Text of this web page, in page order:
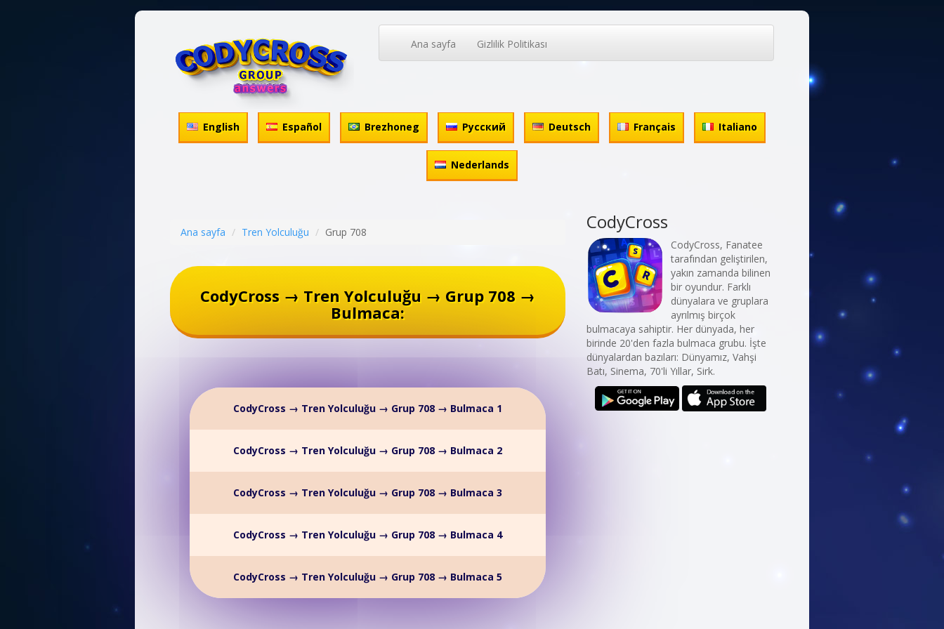
Ana sayfa Gizlilik Politikası
English Español Brezhoneg Русский Deutsch Français Italiano
Nederlands
Ana sayfa Tren Yolculuğu Grup 708
CodyCross → Tren Yolculuğu → Grup 708 →
Bulmaca:
CodyCross → Tren Yolculuğu → Grup 708 → Bulmaca 1
CodyCross → Tren Yolculuğu → Grup 708 → Bulmaca 2
CodyCross → Tren Yolculuğu → Grup 708 → Bulmaca 3
CodyCross → Tren Yolculuğu → Grup 708 → Bulmaca 4
CodyCross → Tren Yolculuğu → Grup 708 → Bulmaca 5
CodyCross
CodyCross, Fanatee
tarafından geliştirilen,
yakın zamanda bilinen
bir oyundur. Farklı
dünyalara ve gruplara
ayrılmış birçok
bulmacaya sahiptir. Her dünyada, her
birinde 20'den fazla bulmaca grubu. İşte
dünyalardan bazıları: Dünyamız, Vahşi
Batı, Sinema, 70'li Yıllar, Sirk.